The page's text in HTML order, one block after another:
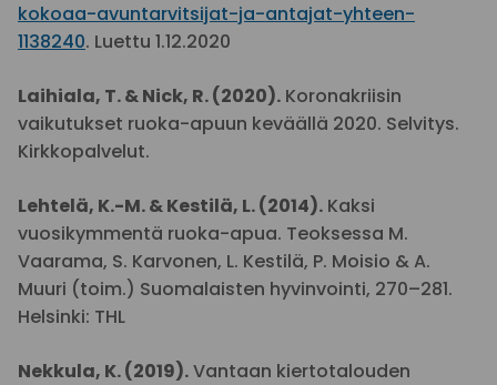
kokoaa-avuntarvitsijat-ja-antajat-yhteen-
1138240. Luettu 1.12.2020
Laihiala, T. & Nick, R. (2020). Koronakriisin
vaikutukset ruoka-apuun keväällä 2020. Selvitys.
Kirkkopalvelut.
Lehtelä, K.-M. & Kestilä, L. (2014). Kaksi
vuosikymmentä ruoka-apua. Teoksessa M.
Vaarama, S. Karvonen, L. Kestilä, P. Moisio & A.
Muuri (toim.) Suomalaisten hyvinvointi, 270–281.
Helsinki: THL
Nekkula, K. (2019).Vantaan kiertotalouden